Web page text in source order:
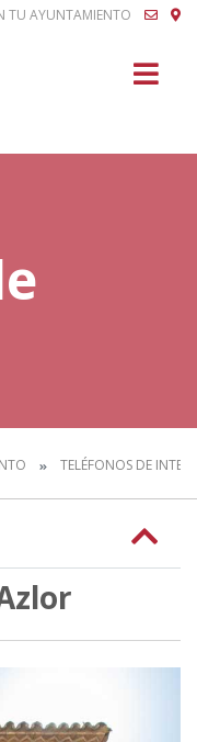
TU AYUNTAMIENTO
TELÉFONOS DE